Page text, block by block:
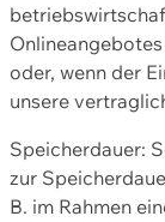
oder, wenn der
unsere
Speicherdauer:
zur
B. im Rahmen